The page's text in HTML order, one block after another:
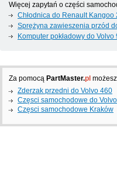
Więcej zapytań o części
Chłodnica do Renault Kangoo
Sprężyna zawieszenia przód
Komputer pokładowy do Volvo
Za pomocą PartMaster.pl
Zderzak przedni do Volvo 460
Częsci samochodowe do
Częsci samochodowe Kraków